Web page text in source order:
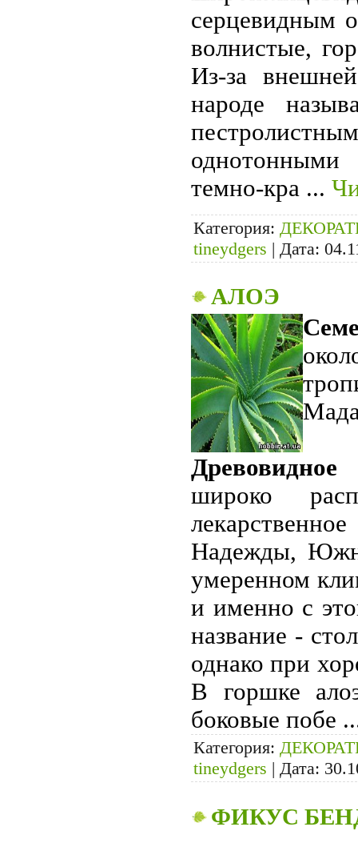
серцевидным
волнистые,
Из-за
народе
темно-кра ...
Категория:
tineydgers | Дата:
АЛОЭ
широко
Надежды,
умеренном
и именно с
название -
однако при
В горшке
боковые побе
Категория:
tineydgers | Дата:
ФИКУС